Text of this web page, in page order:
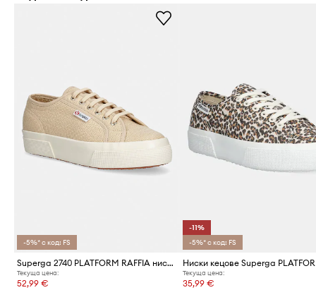
-5%* с код: FS
Superga 2740 PLATFORM RAFFIA ниски кецове дамски
Текуща цена:
52,99 €
-11%
-5%* с код: FS
Текуща цена:
35,99 €